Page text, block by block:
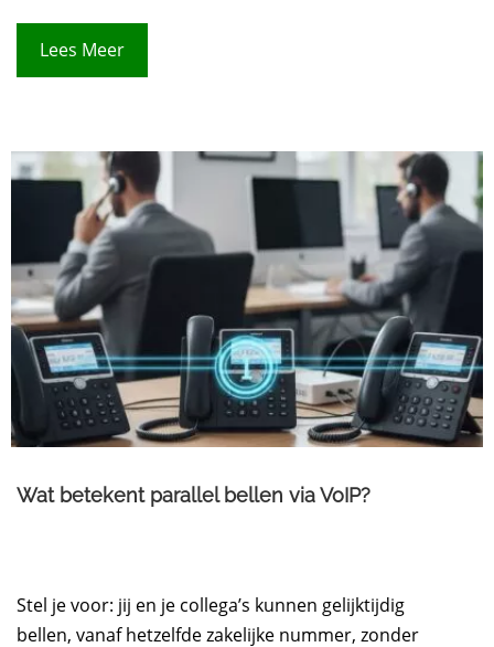
Lees Meer
Wat betekent parallel bellen via VoIP?
Stel je voor: jij en je collega’s kunnen gelijktijdig
bellen, vanaf hetzelfde zakelijke nummer, zonder